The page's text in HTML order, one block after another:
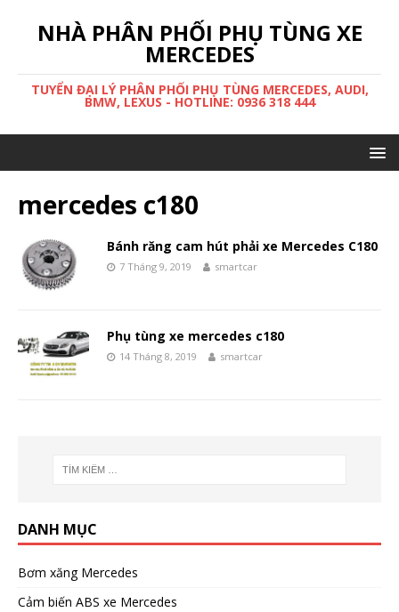
NHÀ PHÂN PHỐI PHỤ TÙNG XE
MERCEDES
TUYỂN ĐẠI LÝ PHÂN PHỐI PHỤ TÙNG MERCEDES, AUDI,
BMW, LEXUS - HOTLINE: 0936 318 444
mercedes c180
Bánh răng cam hút phải xe Mercedes C180
7 Tháng 9, 2019 smartcar
Phụ tùng xe mercedes c180
14 Tháng 8, 2019 smartcar
DANH MỤC
Bơm xăng Mercedes
Cảm biến ABS xe Mercedes